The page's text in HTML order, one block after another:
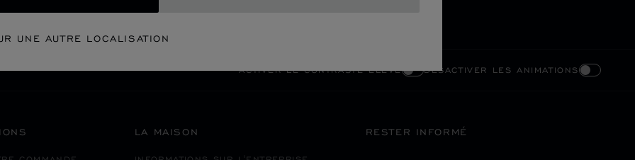
UNE AUTRE LOCALISATION
ACTIVER LE CONTRASTE ÉLEVÉ DÉSACTIVER LES ANIMATIONS
LA MAISON RESTER INFORMÉ